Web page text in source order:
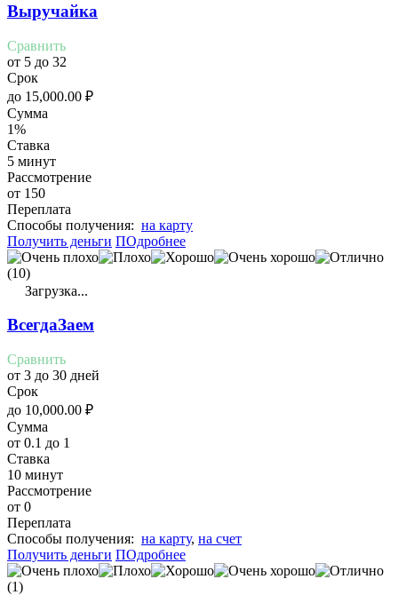
Выручайка
Сравнить
от 5 до 32
Срок
до 15,000.00 ₽
Сумма
1%
Ставка
5 минут
Рассмотрение
от 150
Переплата
Cпособы получения: на карту
Получить деньги ПОдробнее
(10)
Загрузка...
ВсегдаЗаем
Сравнить
от 3 до 30 дней
Срок
до 10,000.00 ₽
Сумма
от 0.1 до 1
Ставка
10 минут
Рассмотрение
от 0
Переплата
Cпособы получения: на карту, на счет
Получить деньги ПОдробнее
(1)